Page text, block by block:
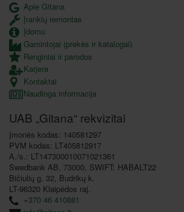
Apie Gitana
Įrankių remontas
Įdomu
Gamintojai (prekės ir katalogai)
Renginiai ir parodos
Karjera
Kontaktai
Naudinga informacija
UAB „Gitana“ rekvizitai
Įmonės kodas: 140581297
PVM kodas: LT405812917
A./s.: LT147300010071021361
Swedbank AB, 73000, SWIFT: HABALT22
Bičiulių g. 32, Budrikų k.
LT-96320 Klaipėdos raj.
+370 46 410881